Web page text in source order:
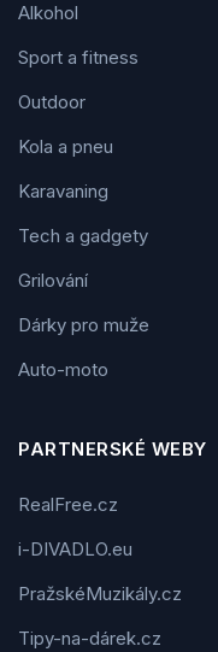
Alkohol
Sport a fitness
Outdoor
Kola a pneu
Karavaning
Tech a gadgety
Grilování
Dárky pro muže
Auto-moto
PARTNERSKÉ WEBY
RealFree.cz
i-DIVADLO.eu
PražskéMuzikály.cz
Tipy-na-dárek.cz